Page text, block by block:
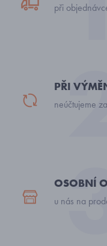
při
PŘI
neúčtujeme
OSOBNÍ
u nás na